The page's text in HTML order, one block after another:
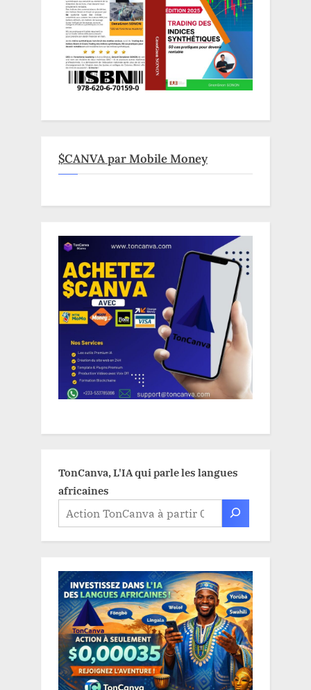
$CANVA par Mobile Money
TonCanva, L'IA qui parle les langues
africaines